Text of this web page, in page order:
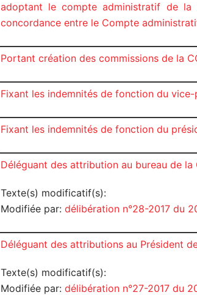
adoptant le compte administratif de la
concordance entre le Compte
Portant création des commissions de la
Fixant les indemnités de fonction du
Fixant les indemnités de fonction du
Déléguant des attribution au bureau de la
Texte(s) modificatif(s):
Modifiée par: délibération n°28-2017 du
Déléguant des attributions au Président
Texte(s) modificatif(s):
Modifiée par: délibération n°27-2017 du